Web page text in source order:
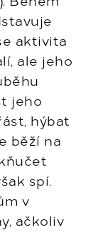
aktivita
ale jeho
jeho
hýbat
běží na
spí.
v
ačkoliv